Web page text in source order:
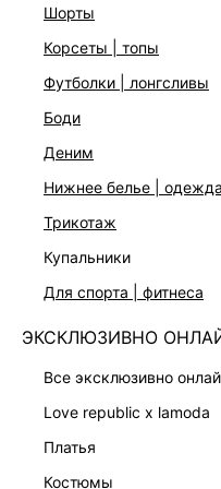
шорты
корсеты | топы
футболки | лонгсливы
боди
деним
нижнее белье |
трикотаж
купальники
для спорта | фитнеса
ЭКСКЛЮЗИВНО
все эксклюзивно
love republic x lamoda
платья
костюмы
стандартному размеру
ДОСТАВКА И ВОЗВРАТ
Подробные условия
в AppStore
КАТАЛОГ
КОМПАНИЯ